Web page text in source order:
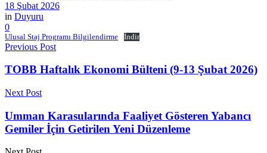
18 Şubat 2026
in Duyuru
0
Ulusal Staj Programı Bilgilendirme İndir
Previous Post
TOBB Haftalık Ekonomi Bülteni (9-13 Şubat 2026)
Next Post
Umman Karasularında Faaliyet Gösteren Yabancı
Gemiler İçin Getirilen Yeni Düzenleme